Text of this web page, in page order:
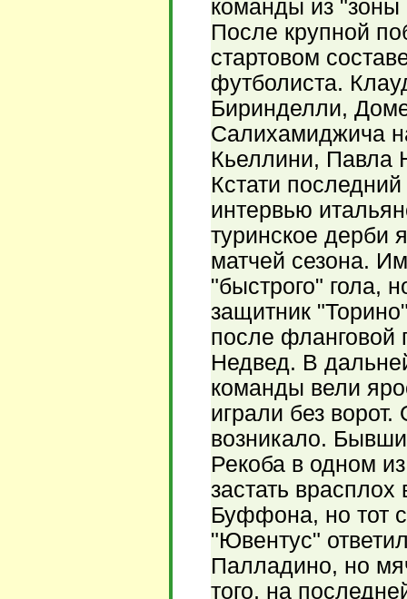
команды из "зоны
После крупной
стартовом
футболиста.
Биринделли,
Салихамиджича
Кьеллини, Павла
Кстати
интервью
туринское дерби
матчей сезона.
"быстрого" гола,
защитник
после фланговой
Недвед. В
команды вели
играли без
возникало.
Рекоба в одном
застать
Буффона, но тот
"Ювентус"
Палладино, но
того, на